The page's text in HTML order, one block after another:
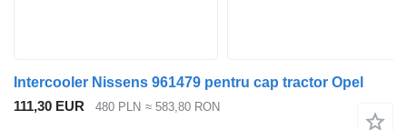
Intercooler Nissens 961479 pentru cap tractor Opel
111,30 EUR
480 PLN ≈ 583,80 RON